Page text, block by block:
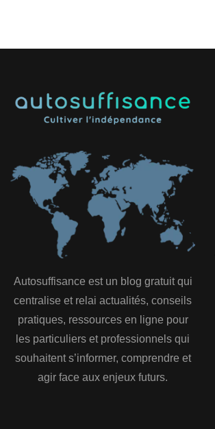
Autosuffisance est un blog gratuit qui
centralise et relai actualités, conseils
pratiques, ressources en ligne pour
les particuliers et professionnels qui
souhaitent s’informer, comprendre et
agir face aux enjeux futurs.